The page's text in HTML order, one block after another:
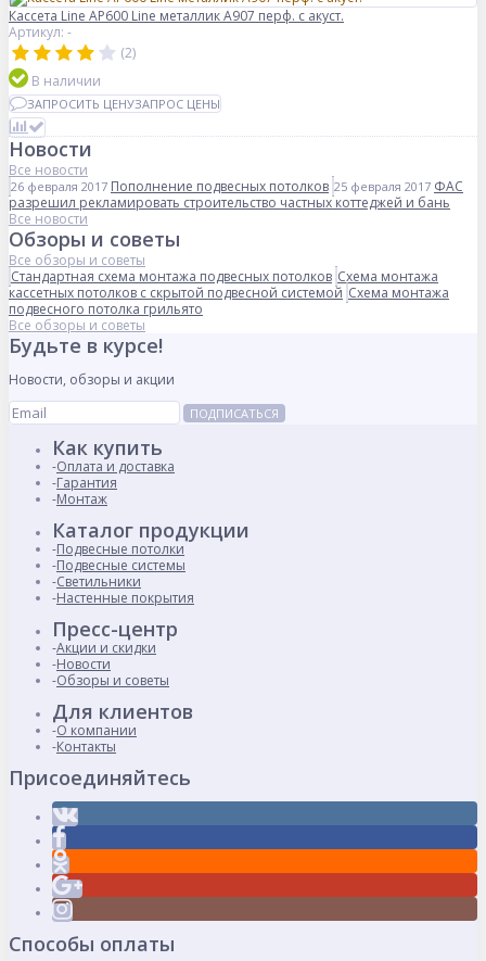
Кассета Line AP600 Line металлик А907 перф. с акуст.
Артикул: -
(2)
В наличии
ЗАПРОСИТЬ ЦЕНУЗАПРОС ЦЕНЫ
Новости
Все новости
26 февраля 2017 Пополнение подвесных потолков 25 февраля 2017 ФАС
разрешил рекламировать строительство частных коттеджей и бань
Все новости
Обзоры и советы
Все обзоры и советы
Стандартная схема монтажа подвесных потолков Схема монтажа
кассетных потолков с скрытой подвесной системой Схема монтажа
подвесного потолка грильято
Все обзоры и советы
Будьте в курсе!
Новости, обзоры и акции
ПОДПИСАТЬСЯ
Как купить
Оплата и доставка
Гарантия
Монтаж
Каталог продукции
Подвесные потолки
Подвесные системы
Светильники
Настенные покрытия
Пресс-центр
Акции и скидки
Новости
Обзоры и советы
Для клиентов
О компании
Контакты
Присоединяйтесь
Способы оплаты